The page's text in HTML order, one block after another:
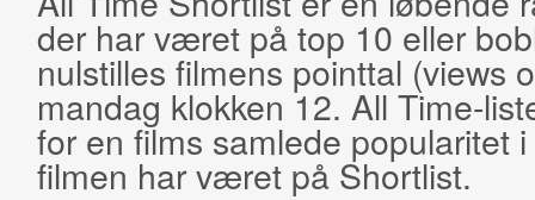
der har været på top 10 eller
nulstilles filmens pointtal (views
mandag klokken 12. All Time-
for en films samlede popularitet
filmen har været på Shortlist.